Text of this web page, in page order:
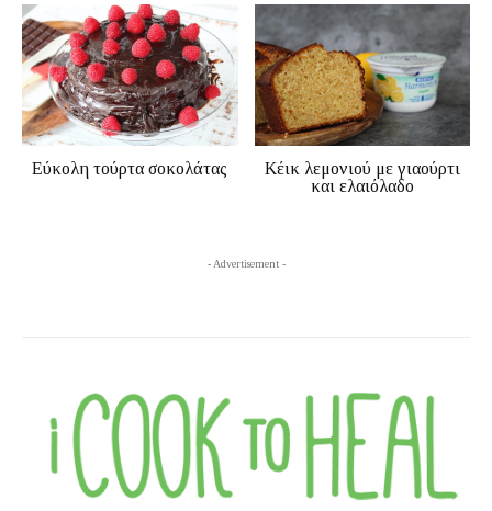
Εύκολη τούρτα σοκολάτας
Κέικ λεμονιού με γιαούρτι
και ελαιόλαδο
- Advertisement -